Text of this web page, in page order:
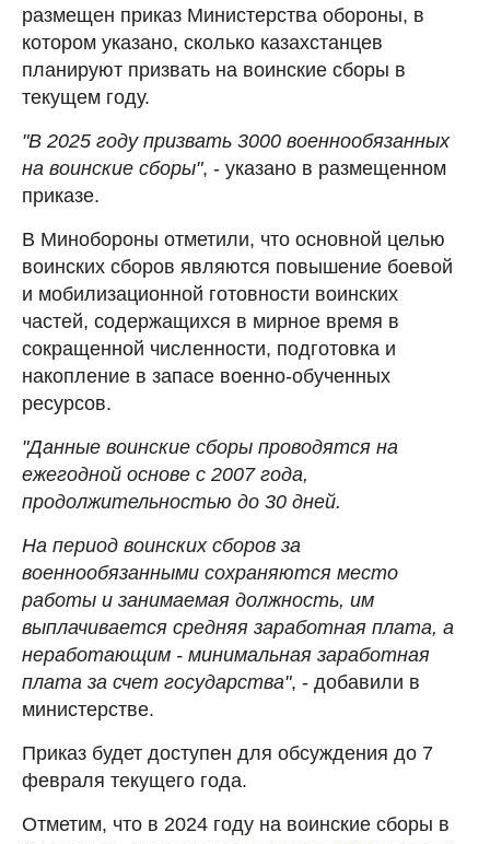
размещен приказ Министерства обороны, в
котором указано, сколько казахстанцев
планируют призвать на воинские сборы в
текущем году.
"В 2025 году призвать 3000 военнообязанных
на воинские сборы", - указано в размещенном
приказе.
В Минобороны отметили, что основной целью
воинских сборов являются повышение боевой
и мобилизационной готовности воинских
частей, содержащихся в мирное время в
сокращенной численности, подготовка и
накопление в запасе военно-обученных
ресурсов.
"Данные воинские сборы проводятся на
ежегодной основе с 2007 года,
продолжительностью до 30 дней.
На период воинских сборов за
военнообязанными сохраняются место
работы и занимаемая должность, им
выплачивается средняя заработная плата, а
неработающим - минимальная заработная
плата за счет государства", - добавили в
министерстве.
Приказ будет доступен для обсуждения до 7
февраля текущего года.
Отметим, что в 2024 году на воинские сборы в